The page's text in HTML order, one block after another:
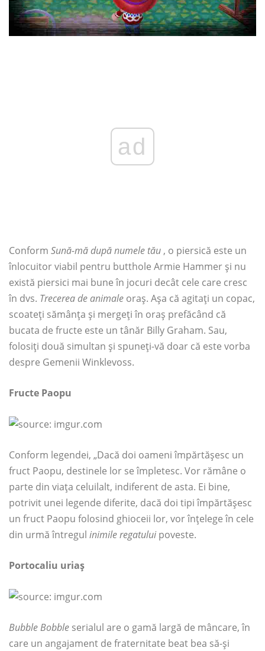
ad
Conform Sună-mă după numele tău , o piersică este un
înlocuitor viabil pentru butthole Armie Hammer și nu
există piersici mai bune în jocuri decât cele care cresc
în dvs. Trecerea de animale oraș. Așa că agitați un copac,
scoateți sămânța și mergeți în oraș prefăcând că
bucata de fructe este un tânăr Billy Graham. Sau,
folosiți două simultan și spuneți-vă doar că este vorba
despre Gemenii Winklevoss.
Fructe Paopu
Conform legendei, „Dacă doi oameni împărtășesc un
fruct Paopu, destinele lor se împletesc. Vor rămâne o
parte din viața celuilalt, indiferent de asta. Ei bine,
potrivit unei legende diferite, dacă doi tipi împărtășesc
un fruct Paopu folosind ghioceii lor, vor înțelege în cele
din urmă întregul inimile regatului poveste.
Portocaliu uriaș
Bubble Bobble serialul are o gamă largă de mâncare, în
care un angajament de fraternitate beat bea să-și